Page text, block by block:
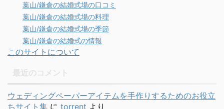
葉山/鎌倉の結婚式場の口コミ
葉山/鎌倉の結婚式場の料理
葉山/鎌倉の結婚式場の季節
葉山/鎌倉の結婚式の情報
このサイトについて
ウェディングペーパーアイテムを手作りするためのお役立
ちサイト集 に torrent より